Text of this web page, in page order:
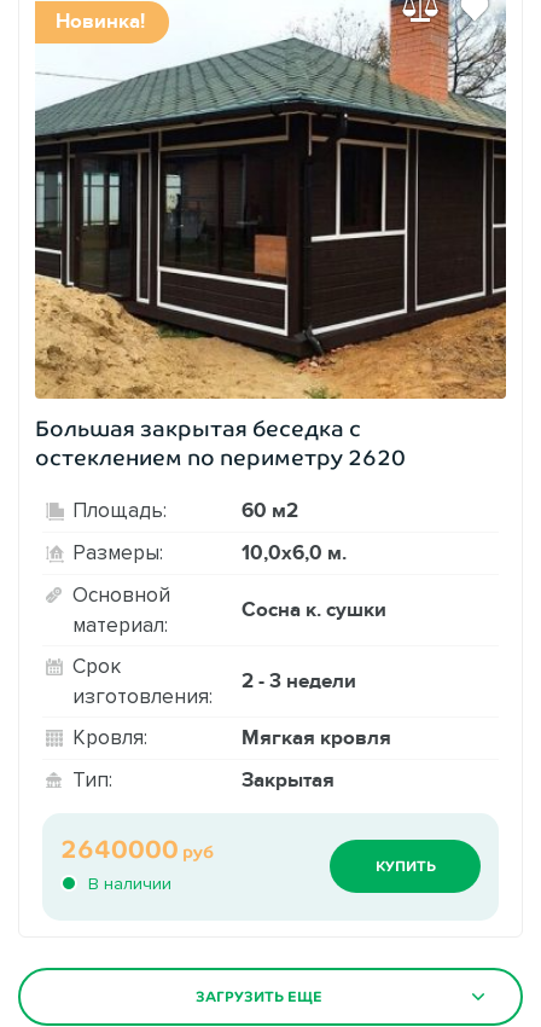
Новинка!
Большая закрытая беседка с
остеклением по периметру 2620
Площадь: 60 м2
Размеры: 10,0х6,0 м.
Основной
материал:
Сосна к. сушки
Срок
изготовления:
2 - 3 недели
Кровля: Мягкая кровля
Тип: Закрытая
В наличии
2640000 руб
КУПИТЬ
ЗАГРУЗИТЬ ЕЩЕ